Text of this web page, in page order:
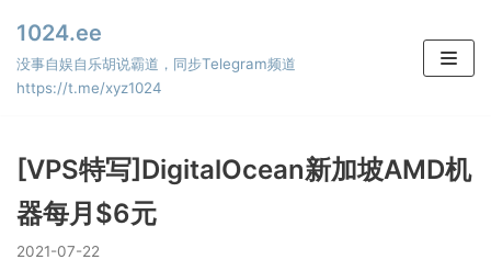
Skip
to
content
1024.ee
没事自娱自乐胡说霸道，同步Telegram频道
https://t.me/xyz1024
[VPS特写]DigitalOcean新加坡AMD机
器每月$6元
2021-07-22